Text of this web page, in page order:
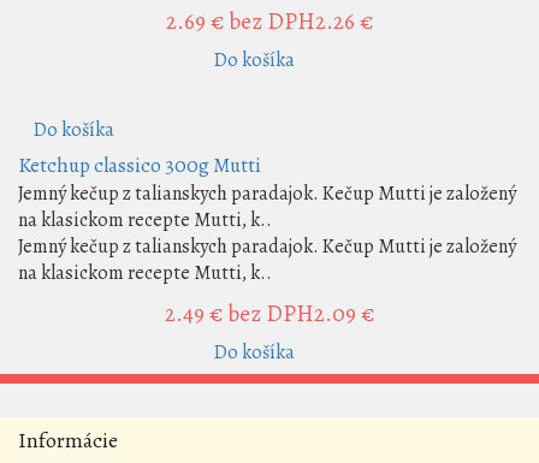
2.69 €bez DPH2.26 €
Do košíka
Do košíka
Ketchup classico 300g Mutti
Jemný kečup z talianskych paradajok. Kečup Mutti je založený
na klasickom recepte Mutti, k..
Jemný kečup z talianskych paradajok. Kečup Mutti je založený
na klasickom recepte Mutti, k..
2.49 €bez DPH2.09 €
Do košíka
Informácie